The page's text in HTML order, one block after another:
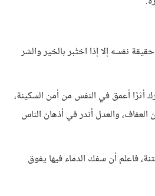
نفسه إلا إذا اختُبر بالخير والشر
أعمق في النفس من أمن السكينة،
العفاف، والعدل أندر في أذهان الناس
فاعلم أن سفك الدماء فيها يفوق